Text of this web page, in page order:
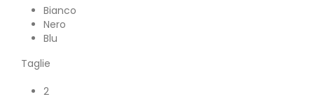
Bianco
Nero
Blu
Taglie
2